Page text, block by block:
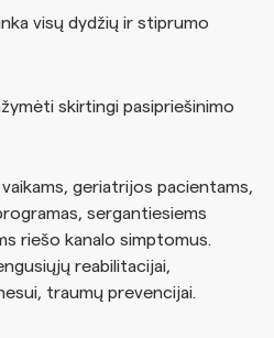
visų dydžių ir stiprumo
skirtingi pasipriešinimo
vaikams, geriatrijos pacientams,
sergantiesiems
riešo kanalo simptomus.
reabilitacijai,
traumų prevencijai.